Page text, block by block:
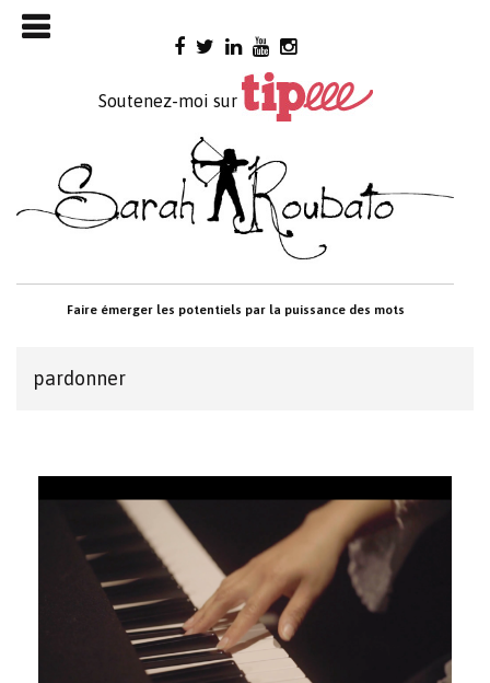
Skip
to
Soutenez-moi sur
Faire émerger les potentiels par la puissance des mots

pardonner